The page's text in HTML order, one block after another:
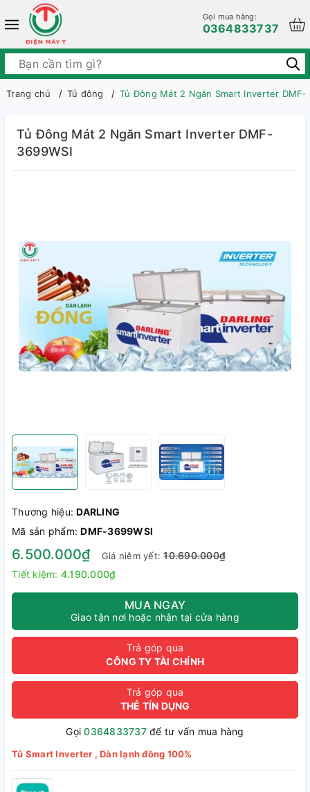
Gọi mua hàng:
0364833737
Trang chủ Tủ đông Tủ Đông Mát 2 Ngăn Smart Inverter DMF-
Tủ Đông Mát 2 Ngăn Smart Inverter DMF-
3699WSI
Thương hiệu:DARLING
Mã sản phẩm:DMF-3699WSI
6.500.000₫ Giá niêm yết:10.690.000₫
Tiết kiệm: 4.190.000₫
MUA NGAY
Giao tận nơi hoặc nhận tại cửa hàng
Trả góp qua
CÔNG TY TÀI CHÍNH
Trả góp qua
THẺ TÍN DỤNG
Gọi0364833737để tư vấn mua hàng
Tủ Smart Inverter , Dàn lạnh đồng 100%